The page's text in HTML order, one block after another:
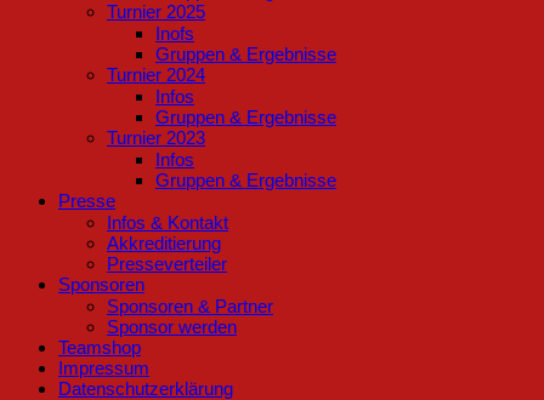
Turnier 2025
Inofs
Gruppen & Ergebnisse
Turnier 2024
Infos
Gruppen & Ergebnisse
Turnier 2023
Infos
Gruppen & Ergebnisse
Presse
Infos & Kontakt
Akkreditierung
Presseverteiler
Sponsoren
Sponsoren & Partner
Sponsor werden
Teamshop
Impressum
Datenschutzerklärung